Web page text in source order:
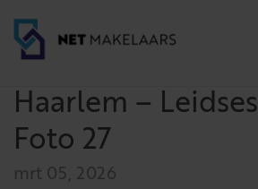
Haarlem –
Foto 27
mrt 05, 2026